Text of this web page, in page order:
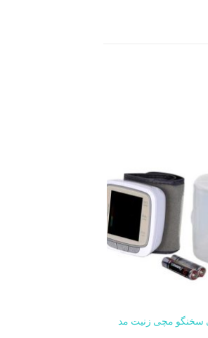
سخنگو مچی زنیت مد